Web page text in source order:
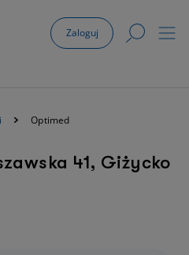
Zaloguj
Optimed
41, Giżycko